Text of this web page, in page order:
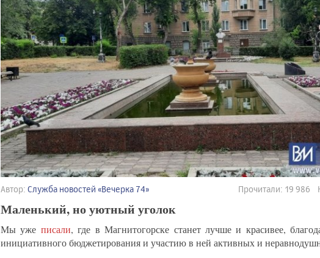
Автор: Служба новостей «Вечерка 74» Прочитали: 19 986
Маленький, но уютный уголок
Мы уже писали, где в Магнитогорске станет лучше и красивее,
инициативного бюджетирования и участию в ней активных и